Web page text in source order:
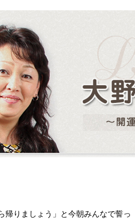
帰りましょう」と今朝みんなで誓っ